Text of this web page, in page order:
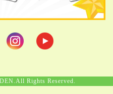
Rights Reserved.